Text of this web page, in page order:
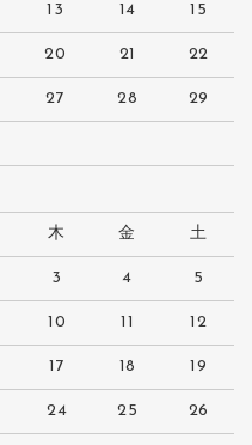
13 14 15
20 21 22
27 28 29
木 金 土
3 4 5
10 11 12
17 18 19
24 25 26